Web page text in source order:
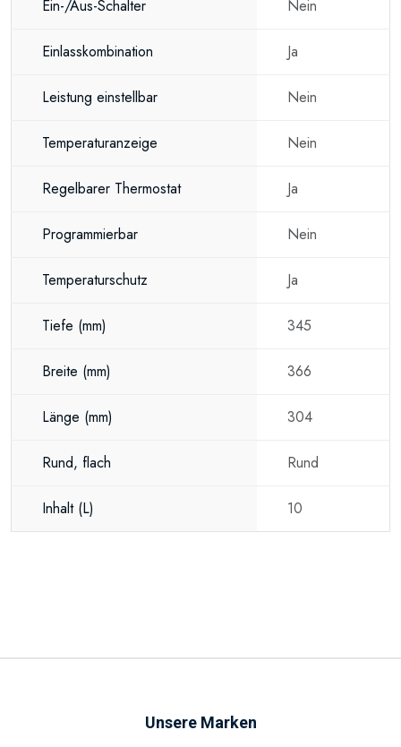
Ein-/Aus-Schalter Nein
Einlasskombination Ja
Leistung einstellbar Nein
Temperaturanzeige Nein
Regelbarer Thermostat Ja
Programmierbar Nein
Temperaturschutz Ja
Tiefe (mm) 345
Breite (mm) 366
Länge (mm) 304
Rund, flach Rund
Inhalt (L) 10
Unsere Marken